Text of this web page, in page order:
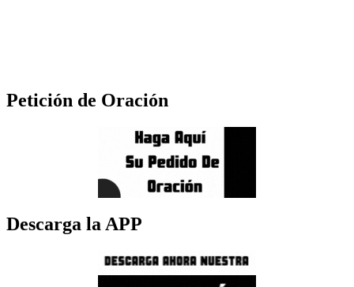
Petición de Oración
Descarga la APP